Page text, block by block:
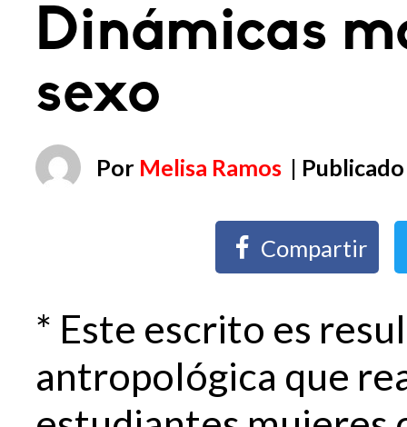
Dinámicas
sexo
Por Melisa Ramos |
Compartir
* Este escrito es
antropológica que